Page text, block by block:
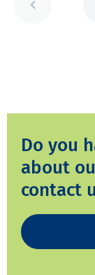
Do you
about
contact